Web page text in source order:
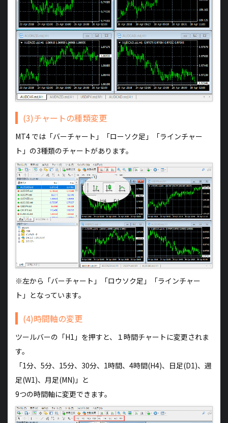
(3)チャートの種類変更
MT4 では「バーチャート」「ローソク足」「ラインチャー
ト」の3種類のチャートがあります。
※左から「バーチャート」「ロウソク足」「ラインチャー
ト」となっています。
(4)時間軸の変更
ツールバーの「H1」を押すと、１時間チャートに変更されま
す。
「1分、5分、15分、30分、1時間、4時間(H4)、日足(D1)、週
足(W1)、月足(MN)」と
9つの時間軸に変更できます。